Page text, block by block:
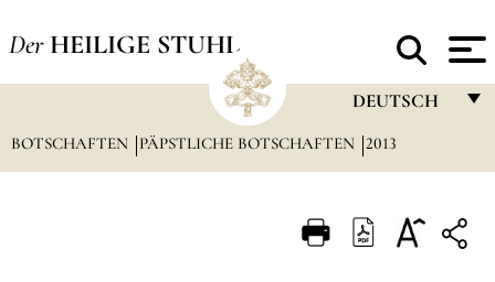
Der HEILIGE STUHL
DEUTSCH
FRANÇAIS
ITALIANO
BOTSCHAFTEN PÄPSTLICHE BOTSCHAFTEN 2013